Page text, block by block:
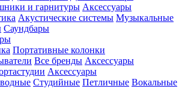
и гарнитуры Аксессуары
Акустические системы Музыкальные
Саундбары
Портативные колонки
Все бренды Аксессуары
Аксессуары
Студийные Петличные Вокальные